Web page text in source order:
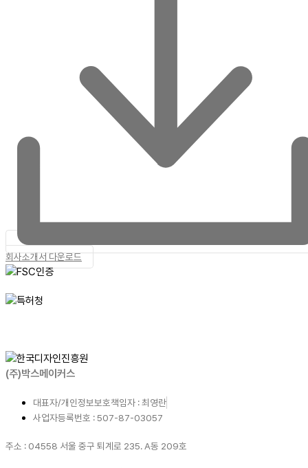
회사소개서 다운로드
(주)박스메이커스
대표자/개인정보보호책임자 : 최영란
사업자등록번호 : 507-87-03057
주소 : 04558 서울 중구 퇴계로 235. A동 209호